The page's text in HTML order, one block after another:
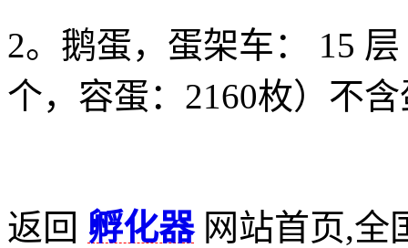
2。鹅蛋，蛋架车： 15
个，容蛋：2160枚）不
返回 孵化器网站首页,全